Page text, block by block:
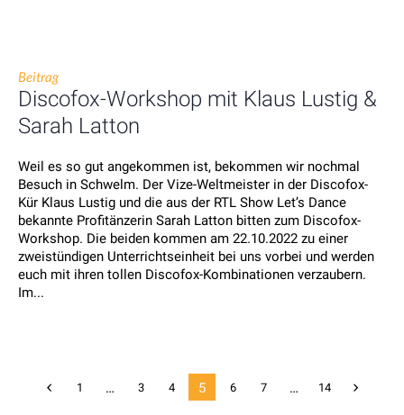
Beitrag
Discofox-Workshop mit Klaus Lustig &
Sarah Latton
Weil es so gut angekommen ist, bekommen wir nochmal
Besuch in Schwelm. Der Vize-Weltmeister in der Discofox-
Kür Klaus Lustig und die aus der RTL Show Let’s Dance
bekannte Profitänzerin Sarah Latton bitten zum Discofox-
Workshop. Die beiden kommen am 22.10.2022 zu einer
zweistündigen Unterrichtseinheit bei uns vorbei und werden
euch mit ihren tollen Discofox-Kombinationen verzaubern.
Im...
1 … 3 4 5 6 7 … 14